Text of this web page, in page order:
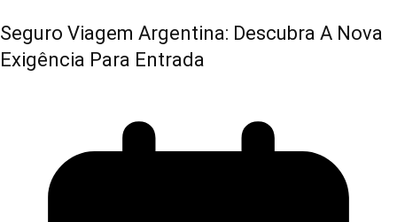
Seguro Viagem Argentina: Descubra A Nova
Exigência Para Entrada